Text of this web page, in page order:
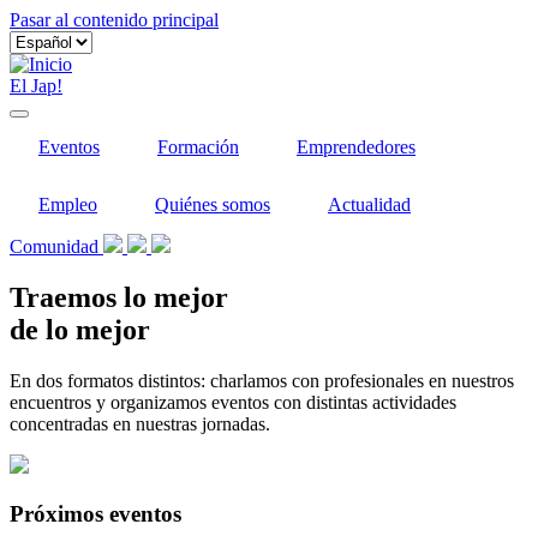
Pasar al contenido principal
El Jap!
Eventos Formación Emprendedores
Empleo Quiénes somos Actualidad
Comunidad
Traemos lo mejor
de lo mejor
En dos formatos distintos: charlamos con profesionales en nuestros
encuentros y organizamos eventos con distintas actividades
concentradas en nuestras jornadas.
Próximos eventos